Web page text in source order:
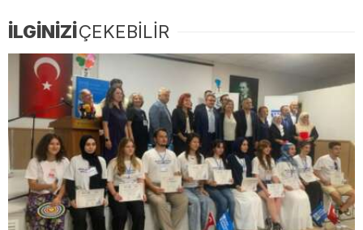
İLGİNİZİÇEKEBİLİR